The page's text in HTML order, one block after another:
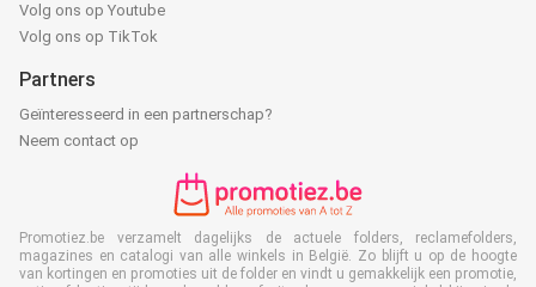
Volg ons op Youtube
Volg ons op TikTok
Partners
Geïnteresseerd in een partnerschap?
Neem contact op
Promotiez.be verzamelt dagelijks de actuele folders, reclamefolders,
magazines en catalogi van alle winkels in België. Zo blijft u op de hoogte
van kortingen en promoties uit de folder en vindt u gemakkelijk een promotie,